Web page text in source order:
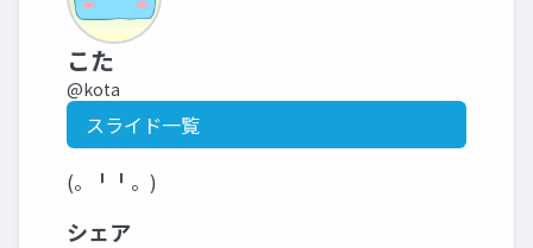
こた
@kota
スライド一覧
(。╹╹。)
シェア